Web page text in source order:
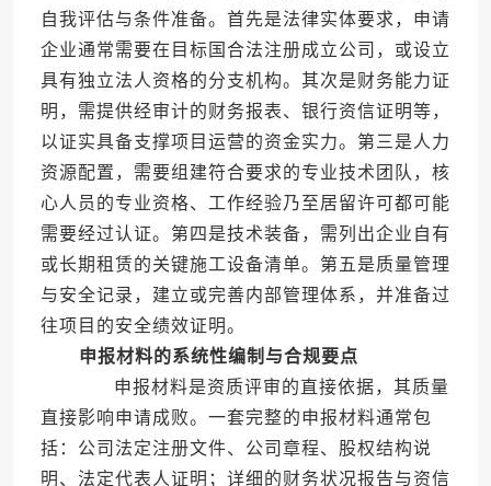
自我评估与条件准备。首先是法律实体要求，申请
企业通常需要在目标国合法注册成立公司，或设立
具有独立法人资格的分支机构。其次是财务能力证
明，需提供经审计的财务报表、银行资信证明等，
以证实具备支撑项目运营的资金实力。第三是人力
资源配置，需要组建符合要求的专业技术团队，核
心人员的专业资格、工作经验乃至居留许可都可能
需要经过认证。第四是技术装备，需列出企业自有
或长期租赁的关键施工设备清单。第五是质量管理
与安全记录，建立或完善内部管理体系，并准备过
往项目的安全绩效证明。
申报材料的系统性编制与合规要点
申报材料是资质评审的直接依据，其质量
直接影响申请成败。一套完整的申报材料通常包
括：公司法定注册文件、公司章程、股权结构说
明、法定代表人证明；详细的财务状况报告与资信